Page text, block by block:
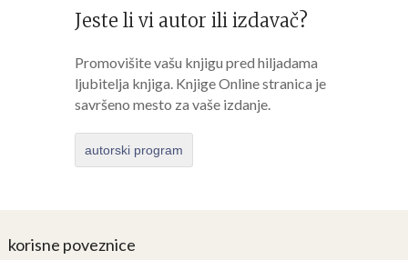
Jeste li vi autor ili izdavač?
Promovišite vašu knjigu pred hiljadama
ljubitelja knjiga. Knjige Online stranica je
savršeno mesto za vaše izdanje.
autorski program
korisne poveznice